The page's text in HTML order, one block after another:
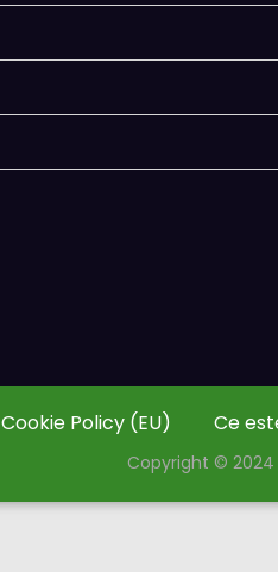
Cookie Policy (EU) Ce
Copyright © 2024